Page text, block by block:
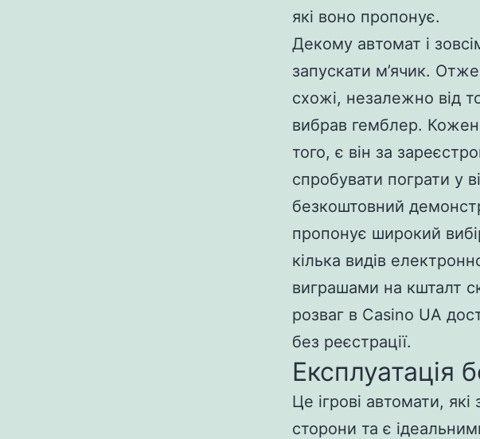
які воно пропонує.
Декому автомат і
запускати м’ячик.
схожі, незалежно від
вибрав гемблер. Кожен
того, є він за
спробувати пограти у
безкоштовний
пропонує широкий
кілька видів
виграшами на кшталт
розваг в Casino UA
без реєстрації.
Експлуатація
Це ігрові автомати,
сторони та є